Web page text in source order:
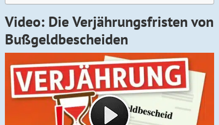
Video: Die Verjährungsfristen von
Bußgeldbescheiden